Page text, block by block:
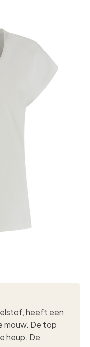
heeft een
mouw. De top
heup. De